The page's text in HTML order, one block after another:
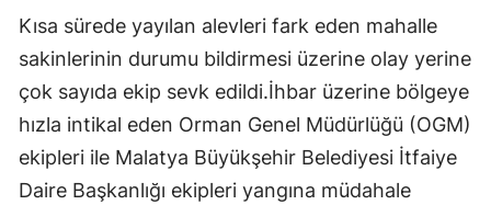
Kısa sürede yayılan alevleri fark eden mahalle
sakinlerinin durumu bildirmesi üzerine olay yerine
çok sayıda ekip sevk edildi.İhbar üzerine bölgeye
hızla intikal eden Orman Genel Müdürlüğü (OGM)
ekipleri ile Malatya Büyükşehir Belediyesi İtfaiye
Daire Başkanlığı ekipleri yangına müdahale